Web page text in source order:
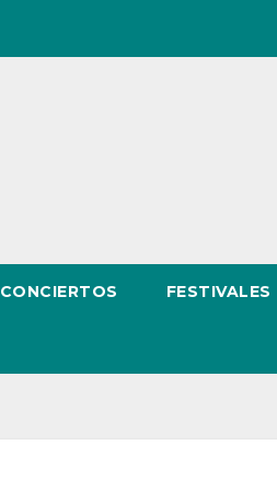
CONCIERTOS FESTIVALES